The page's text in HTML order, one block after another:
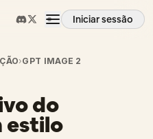
Iniciar sessão
›GPT IMAGE 2
do
estilo